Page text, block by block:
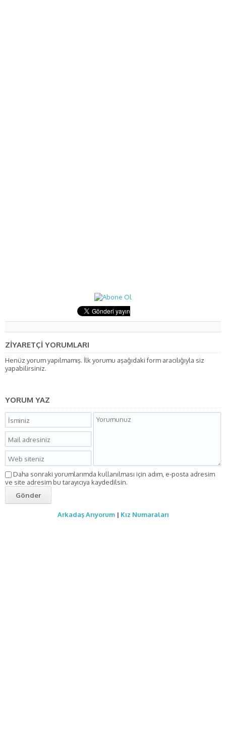
ZİYARETÇİ YORUMLARI
Henüz yorum yapılmamış. İlk yorumu aşağıdaki form aracılığıyla siz
yapabilirsiniz.
YORUM YAZ
Daha sonraki yorumlarımda kullanılması için adım, e-posta adresim
ve site adresim bu tarayıcıya kaydedilsin.
Arkadaş Arıyorum| Kız Numaraları